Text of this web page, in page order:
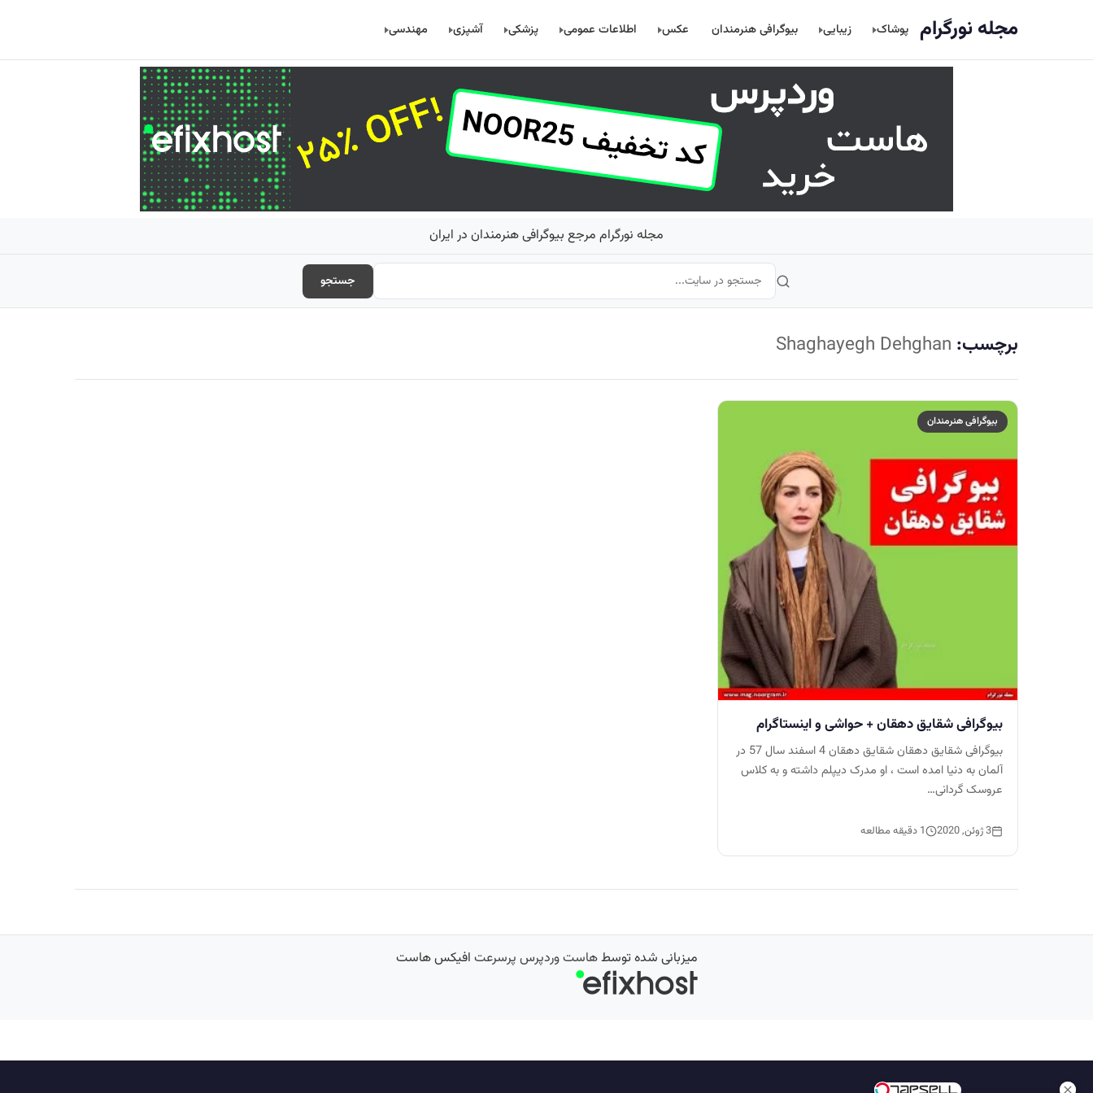
مجله نورگرام پوشاک زیبایی بیوگرافی هنرمندان عکس اطلاعات عمومی پزشکی آشپزی مهندسی
مجله نورگرام مرجع بیوگرافی هنرمندان در ایران
جستجو
برچسب: Shaghayegh Dehghan
بیوگرافی هنرمندان
بیوگرافی شقایق دهقان + حواشی و اینستاگرام
بیوگرافی شقایق دهقان شقایق دهقان 4 اسفند سال 57 در
آلمان به دنیا امده است ، او مدرک دیپلم داشته و به کلاس
عروسک گردانی…
3 ژوئن, 2020 1 دقیقه مطالعه
میزبانی شده توسطهاست وردپرس پرسرعت افیکس هاست